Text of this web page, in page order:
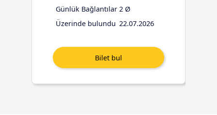
Günlük Bağlantılar 2 Ø
Üzerinde bulundu 22.07.2026